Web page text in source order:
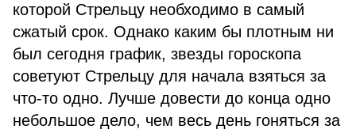
которой Стрельцу необходимо в самый
сжатый срок. Однако каким бы плотным ни
был сегодня график, звезды гороскопа
советуют Стрельцу для начала взяться за
что-то одно. Лучше довести до конца одно
небольшое дело, чем весь день гоняться за